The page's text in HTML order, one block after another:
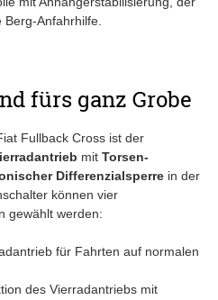
Berg-Anfahrhilfe.
fürs ganz Grobe
Fullback Cross ist der
mit Torsen-
Differenzialsperre in der
können vier
gewählt werden:
für Fahrten auf normalen
des Vierradantriebs mit